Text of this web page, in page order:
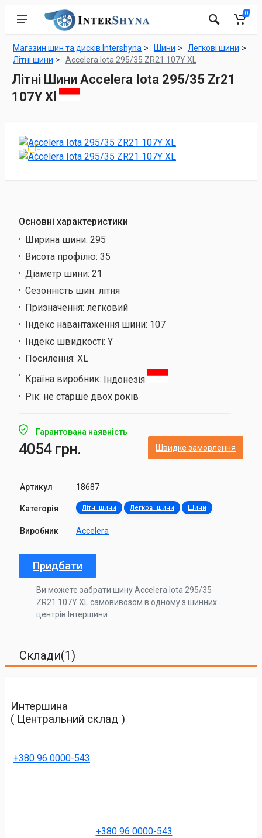
0
Магазин шин та дисків Intershyna Шини
Легкові шини
Літні шини
Accelera Iota 295/35 ZR21 107Y XL
Літні Шини Accelera Iota 295/35 Zr21
107Y Xl
Основні характеристики
Ширина шини: 295
Висота профілю: 35
Діаметр шини: 21
Сезонність шин: літня
Призначення: легковий
Індекс навантаження шини: 107
Індекс швидкості: Y
Посилення: XL
Країна виробник: Індонезія
Рік: не старше двох років
Гарантована наявність
4054 грн. Швидке замовлення
Артикул 18687
Категорія Літні шини Легкові шини Шини
Виробник Accelera
Придбати
Ви можете забрати шину Accelera Iota 295/35
ZR21 107Y XL самовивозом в одному з шинних
центрів Інтершини
Склади(1)
Интершина
( Центральний склад )
+380 96 0000-543
+380 96 0000-543